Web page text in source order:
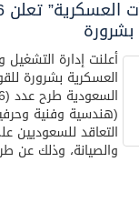
أعلنت إدارة التشغيل
العسكرية بشرورة
(هندسية وفنية
التعاقد للسعوديين
والصيانة، وذلك عن